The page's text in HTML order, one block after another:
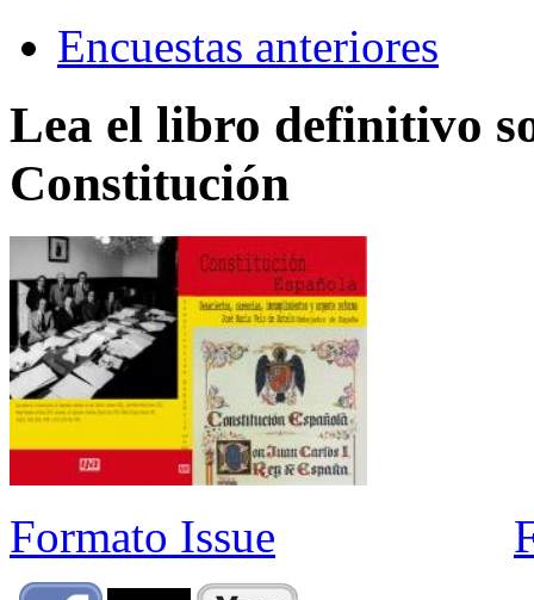
Encuestas anteriores
Lea el libro definitivo
Constitución
Formato Issue